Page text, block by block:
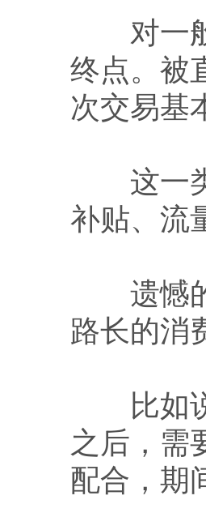
对一般
终点。被
次交易基
这一类
补贴、流
遗憾的
路长的消
比如说
之后，需
配合，期